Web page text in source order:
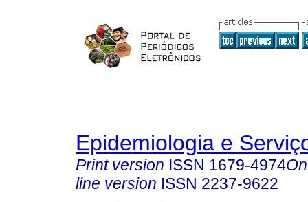
Epidemiologia e
Print version ISSN 1679-4974
line version ISSN 2237-9622